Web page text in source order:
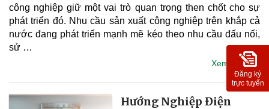
công nghiệp giữ một vai trò quan trọng then chốt cho sự
phát triển đó. Nhu cầu sản xuất công nghiệp trên khắp cả
nước đang phát triển mạnh mẽ kéo theo nhu cầu đấu nối,
sử …
Xem thêm
Hướng Nghiệp Điện
Đăng ký
trực tuyến